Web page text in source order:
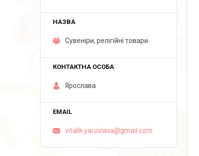
Сувеніри, релігійні товари
Ярослава
vitalik.yaroslava@gmail.com